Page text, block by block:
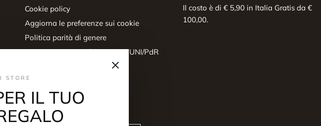
Cookie policy
Aggiorna le preferenze sui cookie
Politica parità di genere
Certificazione parità di genere UNI/PdR
Diritto di recesso
Il costo è di € 5,90 in Italia Gratis da €
100,00.
×
STORE
IL TUO